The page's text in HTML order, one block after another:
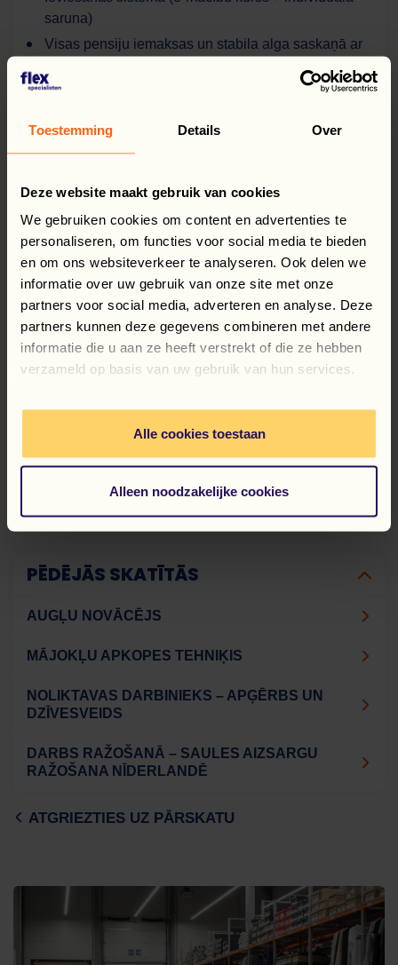
Toestemming Details Over
Deze website maakt gebruik van cookies
We gebruiken cookies om content en advertenties te
personaliseren, om functies voor social media te bieden
en om ons websiteverkeer te analyseren. Ook delen we
informatie over uw gebruik van onze site met onze
partners voor social media, adverteren en analyse. Deze
partners kunnen deze gegevens combineren met andere
informatie die u aan ze heeft verstrekt of die ze hebben
verzameld op basis van uw gebruik van hun services.
Alle cookies toestaan
Alleen noodzakelijke cookies
saruna)
Visas pensiju iemaksas un stabila alga saskaņā ar
Ja meklējat stabilu darbu ekspedīcijas nodaļā
modernā noliktavā – šis piedāvājums ir domāts tieši
Vai atradāt darbu? REĢISTRĒTIES!
NATĀLIJA ŠURPITA
personāla atlases speciālists
PĒDĒJĀS SKATĪTĀS
AUGĻU NOVĀCĒJS
MĀJOKĻU APKOPES TEHNIĶIS
NOLIKTAVAS DARBINIEKS – APĢĒRBS UN
DZĪVESVEIDS
DARBS RAŽOŠANĀ – SAULES AIZSARGU
RAŽOŠANA NĪDERLANDĒ
ATGRIEZTIES UZ PĀRSKATU